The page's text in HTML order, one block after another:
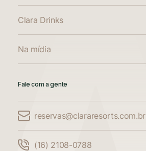
Clara Drinks
Na mídia
Fale com a gente
reservas@clararesorts.com.br
(16) 2108-0788
Compare até 3 acomodações